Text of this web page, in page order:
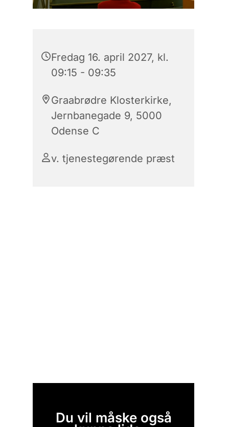
Fredag 16. april 2027, kl.
09:15 - 09:35
Graabrødre Klosterkirke,
Jernbanegade 9, 5000
Odense C
v. tjenestegørende præst
Du vil måske også